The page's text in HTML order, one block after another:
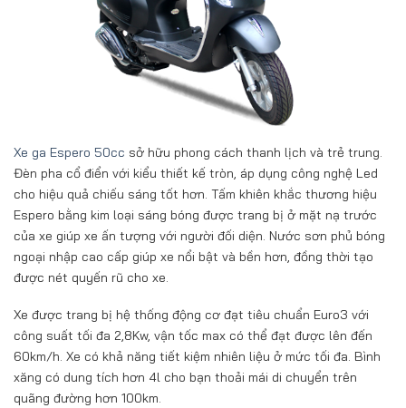
Xe ga Espero 50cc sở hữu phong cách thanh lịch và trẻ trung.
Đèn pha cổ điển với kiểu thiết kế tròn, áp dụng công nghệ Led
cho hiệu quả chiếu sáng tốt hơn. Tấm khiên khắc thương hiệu
Espero bằng kim loại sáng bóng được trang bị ở mặt nạ trước
của xe giúp xe ấn tượng với người đối diện. Nước sơn phủ bóng
ngoại nhập cao cấp giúp xe nổi bật và bền hơn, đồng thời tạo
được nét quyến rũ cho xe.
Xe được trang bị hệ thống động cơ đạt tiêu chuẩn Euro3 với
công suất tối đa 2,8Kw, vận tốc max có thể đạt được lên đến
60km/h. Xe có khả năng tiết kiệm nhiên liệu ở mức tối đa. Bình
xăng có dung tích hơn 4l cho bạn thoải mái di chuyển trên
quãng đường hơn 100km.